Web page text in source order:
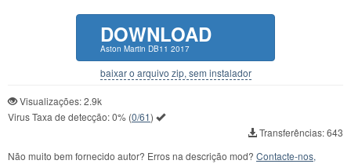
DOWNLOAD
Aston Martin DB11 2017
baixar o arquivo zip, sem instalador
Visualizações: 2.9k
Virus Taxa de detecção:0% (0/61)
Transferências: 643
Não muito bem fornecido autor? Erros na descrição mod? Contacte-nos,